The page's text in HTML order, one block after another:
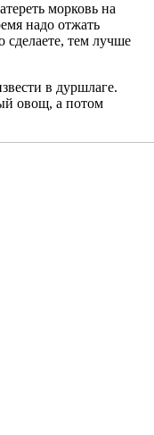
морковь на
надо отжать
сделаете, тем лучше
в дуршлаге.
овощ, а потом